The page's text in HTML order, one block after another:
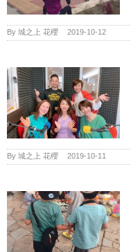
By 城之上 花櫻 2019-10-12
By 城之上 花櫻 2019-10-11